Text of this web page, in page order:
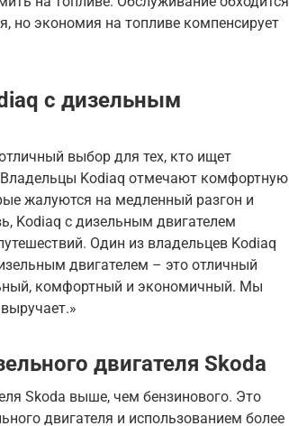
но экономия на топливе компенсирует
с дизельным
выбор для тех, кто ищет
Kodiaq отмечают комфортную
жалуются на медленный разгон и
Kodiaq с дизельным двигателем
Один из владельцев Kodiaq
двигателем – это отличный
комфортный и экономичный. Мы
двигателя Skoda
Skoda выше, чем бензинового. Это
двигателя и использованием более